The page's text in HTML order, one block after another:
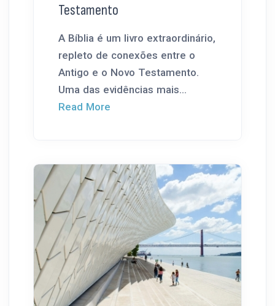
Testamento
A Bíblia é um livro extraordinário,
repleto de conexões entre o
Antigo e o Novo Testamento.
Uma das evidências mais...
Read More